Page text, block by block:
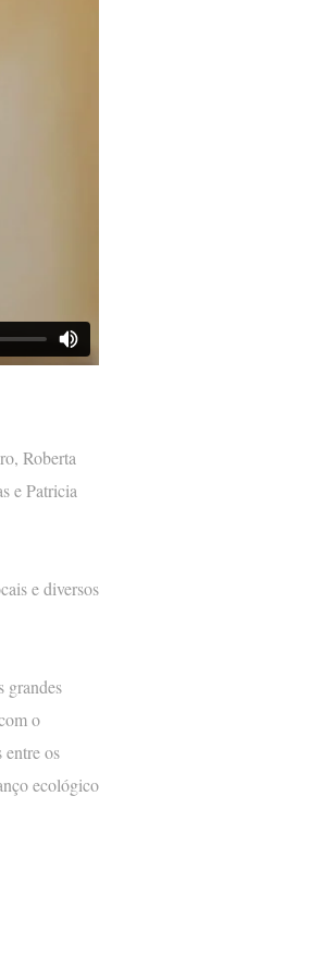
Roberta
e Patricia
e diversos
grandes
o
entre os
ecológico